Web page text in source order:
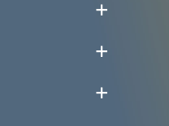
覧